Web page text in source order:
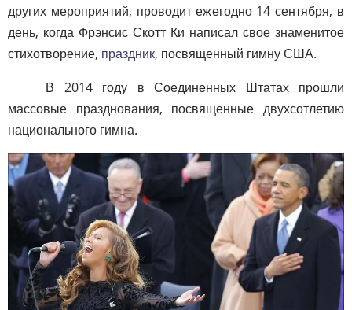
других мероприятий, проводит ежегодно 14 сентября, в
день, когда Фрэнсис Скотт Ки написал свое знаменитое
стихотворение, праздник, посвященный гимну США.
В 2014 году в Соединенных Штатах прошли
массовые празднования, посвященные двухсотлетию
национального гимна.